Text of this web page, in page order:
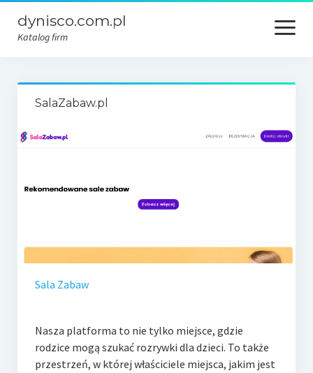
dynisco.com.pl
Katalog firm
open
menu
SalaZabaw.pl
Sala Zabaw
Nasza platforma to nie tylko miejsce, gdzie
rodzice mogą szukać rozrywki dla dzieci. To także
przestrzeń, w której właściciele miejsca, jakim jest